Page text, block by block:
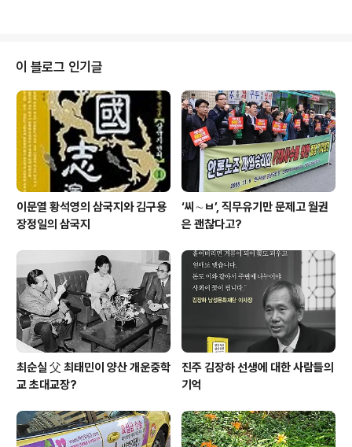
쉽지 않은 취재였다. 그 과정에 이 사진의 원본 필름이 누군
가를 통해 나에게 전달되었다. '내가 누군지, 사진 출처를
밝히지 말라'는 조건과 함께였다. 나름 이해는 됐다. 경쟁업
체의 기자가 그 경쟁업체의 신문사 기자에게 자신의 사진
을 제공하는 건 '해사행위'에 다름없었기 때문이다. 그래서
6월항쟁 당시 진주..
이 블로그 인기글
이문열 황석영의 삼국지와 김구용
장정일의 삼국지
‘씨∼ㅂ’, 직무유기만 문제고 월권
은 괜찮다고?
최순실 父 최태민이 양산 개운중학
교 초대교장?
진주 김장하 선생에 대한 사람들의
기억